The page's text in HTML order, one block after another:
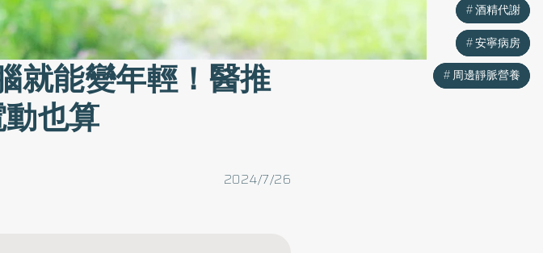
就能變年輕！醫推
也算
2024/7/26
酒精代謝
安寧病房
周邊靜脈營養
酒精代謝
安寧病房
周邊靜脈營養